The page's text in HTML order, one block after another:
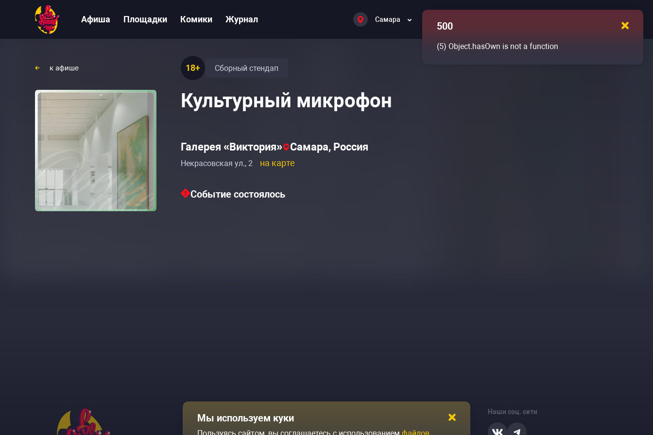
Афиша Площадки Комики Журнал Самара
к афише 18+ Сборный стендап
Культурный микрофон
Галерея «Виктория» Самара, Россия
Некрасовская ул., 2 на карте
Событие состоялось
Площадки Журнал Политика конфиденциальности
Наши соц. сети
500
(5) Object.hasOwn is not a function
Мы используем куки